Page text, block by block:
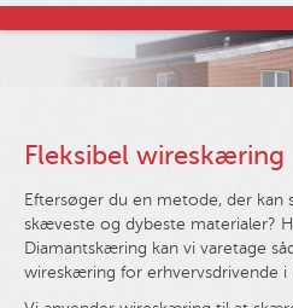
Fleksibel wireskæring
Eftersøger du en metode, der kan
skæveste og dybeste materialer?
Diamantskæring kan vi varetage
wireskæring for erhvervsdrivende i